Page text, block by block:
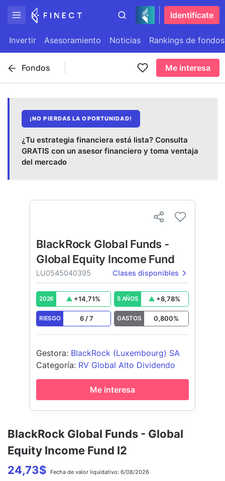
Identifícate
Invertir Asesoramiento Noticias Rankings de fondos
Fondos Me interesa
¡NO PIERDAS LA OPORTUNIDAD!
¿Tu estrategia financiera está lista? Consulta
GRATIS con un asesor financiero y toma ventaja
del mercado
BlackRock Global Funds - Global
Equity Income Fund I2
24,73$ Fecha de valor liquidativo: 6/08/2026
BlackRock Global Funds -
Global Equity Income Fund
LU0545040395 Clases disponibles
2026 +14,71% 5 AÑOS +8,78%
RIESGO 6 /7 GASTOS 0,800%
Gestora: BlackRock (Luxembourg) SA
Categoría: RV Global Alto Dividendo
Me interesa